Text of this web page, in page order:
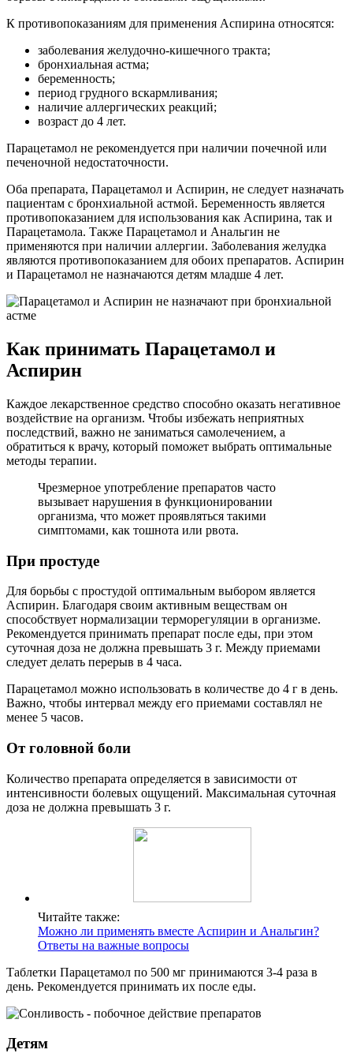
К противопоказаниям для применения Аспирина относятся:
заболевания желудочно-кишечного тракта;
бронхиальная астма;
беременность;
период грудного вскармливания;
наличие аллергических реакций;
возраст до 4 лет.
Парацетамол не рекомендуется при наличии почечной или
печеночной недостаточности.
Оба препарата, Парацетамол и Аспирин, не следует назначать
пациентам с бронхиальной астмой. Беременность является
противопоказанием для использования как Аспирина, так и
Парацетамола. Также Парацетамол и Анальгин не
применяются при наличии аллергии. Заболевания желудка
являются противопоказанием для обоих препаратов. Аспирин
и Парацетамол не назначаются детям младше 4 лет.
Как принимать Парацетамол и
Аспирин
Каждое лекарственное средство способно оказать негативное
воздействие на организм. Чтобы избежать неприятных
последствий, важно не заниматься самолечением, а
обратиться к врачу, который поможет выбрать оптимальные
методы терапии.
Чрезмерное употребление препаратов часто
вызывает нарушения в функционировании
организма, что может проявляться такими
симптомами, как тошнота или рвота.
При простуде
Для борьбы с простудой оптимальным выбором является
Аспирин. Благодаря своим активным веществам он
способствует нормализации терморегуляции в организме.
Рекомендуется принимать препарат после еды, при этом
суточная доза не должна превышать 3 г. Между приемами
следует делать перерыв в 4 часа.
Парацетамол можно использовать в количестве до 4 г в день.
Важно, чтобы интервал между его приемами составлял не
менее 5 часов.
От головной боли
Количество препарата определяется в зависимости от
интенсивности болевых ощущений. Максимальная суточная
доза не должна превышать 3 г.
Читайте также:
Можно ли применять вместе Аспирин и Анальгин?
Ответы на важные вопросы
Таблетки Парацетамол по 500 мг принимаются 3-4 раза в
день. Рекомендуется принимать их после еды.
Детям